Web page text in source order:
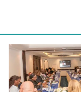
ي
س
و
د
ا
ن
ع